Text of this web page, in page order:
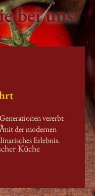
bei uns:
Küche
vererbt
mit der modernen
Erlebnis.